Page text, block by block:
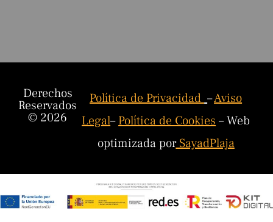
Derechos
Reservados
© 2026
Política de Privacidad–Aviso
Legal–Política de Cookies– Web
optimizada porSayadPlaja